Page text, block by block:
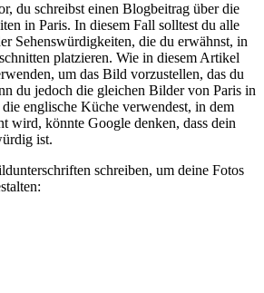
du schreibst einen Blogbeitrag über die
in Paris. In diesem Fall solltest du alle
Sehenswürdigkeiten, die du erwähnst, in
platzieren. Wie in diesem Artikel
um das Bild vorzustellen, das du
du jedoch die gleichen Bilder von Paris in
englische Küche verwendest, in dem
wird, könnte Google denken, dass dein
ist.
schreiben, um deine Fotos